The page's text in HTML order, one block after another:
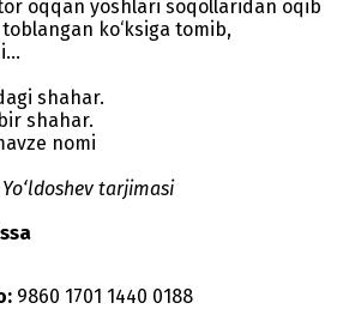
oqqan yoshlari soqollaridan oqib
ko‘ksiga tomib,
shahar.
shahar.
nomi
tarjimasi
9860 1701 1440 0188